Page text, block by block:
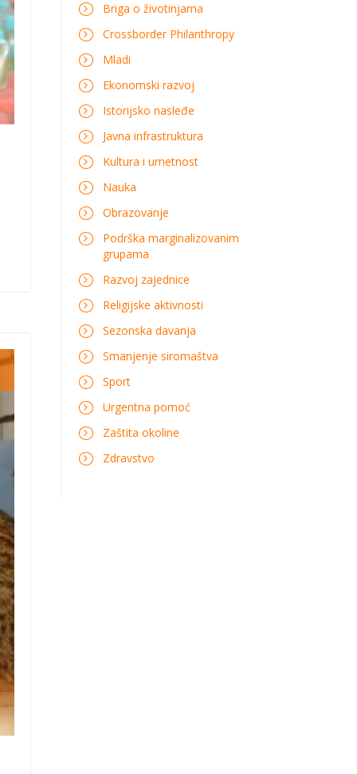
Briga o životinjama
Crossborder Philanthropy
Mladi
Ekonomski razvoj
Istorijsko nasleđe
Javna infrastruktura
Kultura i umetnost
Nauka
Obrazovanje
Podrška marginalizovanim
grupama
Razvoj zajednice
Religijske aktivnosti
Sezonska davanja
Smanjenje siromaštva
Sport
Urgentna pomoć
Zaštita okoline
Zdravstvo